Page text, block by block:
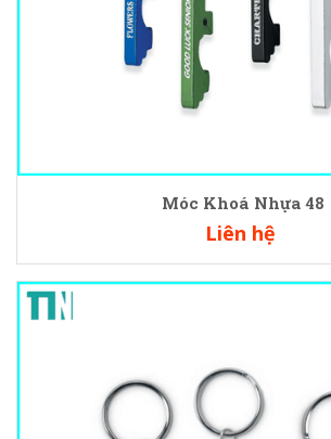
Móc Khoá Nhựa 48
Liên hệ